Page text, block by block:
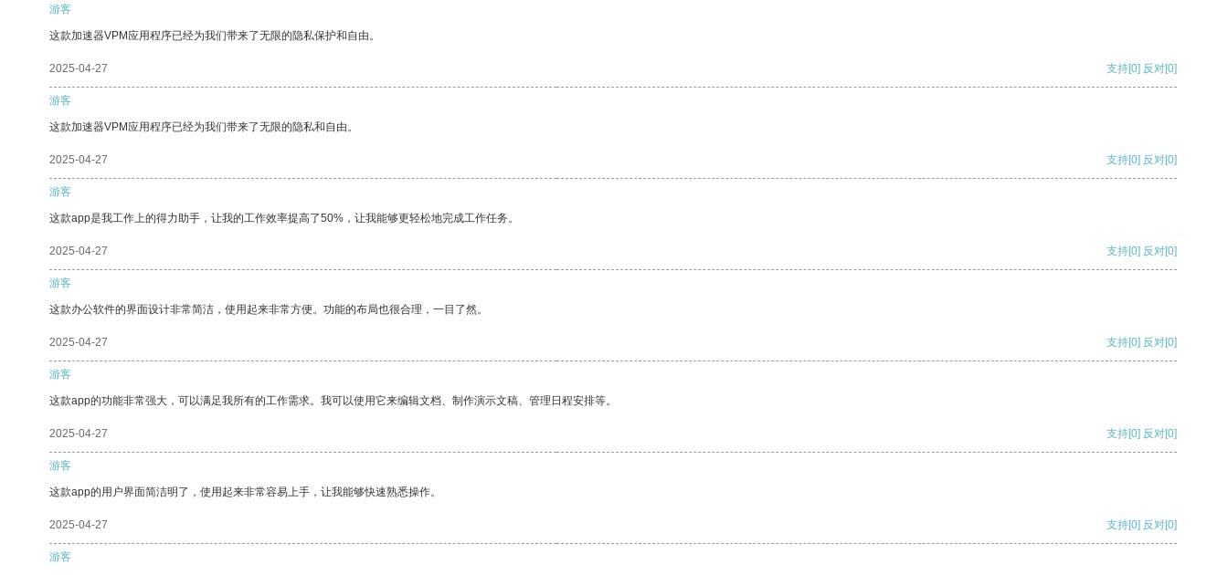
游客
这款加速器VPM应用程序已经为我们带来了无限的隐私保护和自由。
2025-04-27 支持[0] 反对[0]
游客
这款加速器VPM应用程序已经为我们带来了无限的隐私和自由。
2025-04-27 支持[0] 反对[0]
游客
这款app是我工作上的得力助手，让我的工作效率提高了50%，让我能够更轻松地完成工作任务。
2025-04-27 支持[0] 反对[0]
游客
这款办公软件的界面设计非常简洁，使用起来非常方便。功能的布局也很合理，一目了然。
2025-04-27 支持[0] 反对[0]
游客
这款app的功能非常强大，可以满足我所有的工作需求。我可以使用它来编辑文档、制作演示文稿、管理日程安排等。
2025-04-27 支持[0] 反对[0]
游客
这款app的用户界面简洁明了，使用起来非常容易上手，让我能够快速熟悉操作。
2025-04-27 支持[0] 反对[0]
游客